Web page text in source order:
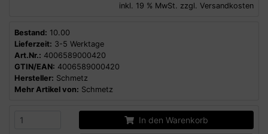
inkl. 19 % MwSt. zzgl. Versandkosten
Bestand: 10.00
Lieferzeit: 3-5 Werktage
Art.Nr.: 4006589000420
GTIN/EAN: 4006589000420
Hersteller: Schmetz
Mehr Artikel von: Schmetz
In den Warenkorb